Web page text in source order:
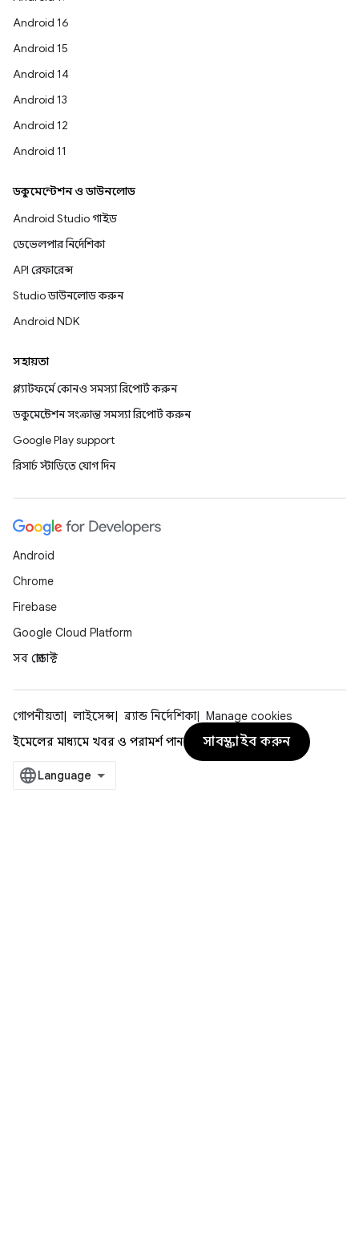
Android 16
Android 15
Android 14
Android 13
Android 12
Android 11
ডকুমেন্টেশন ও ডাউনলোড
Android Studio গাইড
ডেভেলপার নির্দেশিকা
API রেফারেন্স
Studio ডাউনলোড করুন
Android NDK
সহায়তা
প্ল্যাটফর্মে কোনও সমস্যা রিপোর্ট করুন
ডকুমেন্টেশন সংক্রান্ত সমস্যা রিপোর্ট করুন
Google Play support
রিসার্চ স্টাডিতে যোগ দিন
Android
Chrome
Firebase
Google Cloud Platform
সব প্রোডাক্ট
গোপনীয়তা লাইসেন্স ব্র্যান্ড নির্দেশিকা
Manage cookies
ইমেলের মাধ্যমে খবর ও পরামর্শ পান
সাবস্ক্রাইব করুন